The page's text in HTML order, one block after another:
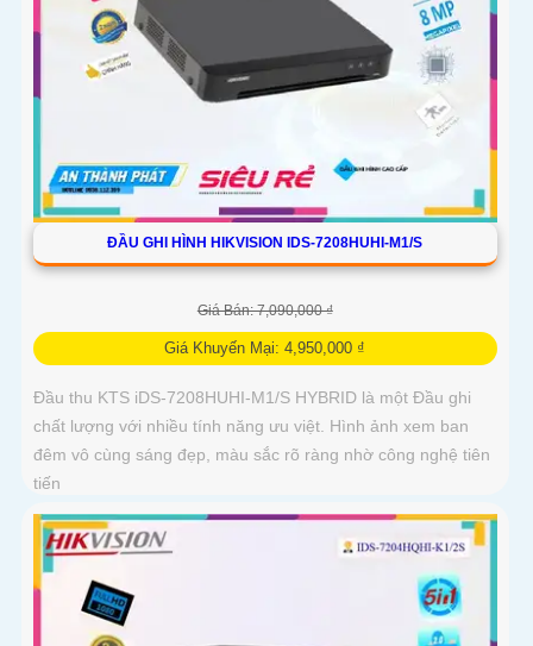
ĐẦU GHI HÌNH HIKVISION IDS-7208HUHI-M1/S
Giá Bán: 7,090,000 ₫
Giá Khuyến Mại: 4,950,000 ₫
Đầu thu KTS iDS-7208HUHI-M1/S HYBRID là một Đầu ghi
chất lượng với nhiều tính năng ưu việt. Hình ảnh xem ban
đêm vô cùng sáng đẹp, màu sắc rõ ràng nhờ công nghệ tiên
tiến